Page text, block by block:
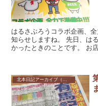
はるさぶろうコラボ企画、
知らせしますね。 先日、は
かったときのことです。 お
北本日記アーカイブ（記録保存）